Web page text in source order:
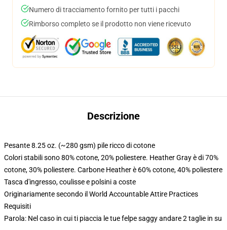
Numero di tracciamento fornito per tutti i pacchi
Rimborso completo se il prodotto non viene ricevuto
Descrizione
Pesante 8.25 oz. (~280 gsm) pile ricco di cotone
Colori stabili sono 80% cotone, 20% poliestere. Heather Gray è di 70%
cotone, 30% poliestere. Carbone Heather è 60% cotone, 40% poliestere
Tasca d'ingresso, coulisse e polsini a coste
Originariamente secondo il World Accountable Attire Practices
Requisiti
Parola: Nel caso in cui ti piaccia le tue felpe saggy andare 2 taglie in su